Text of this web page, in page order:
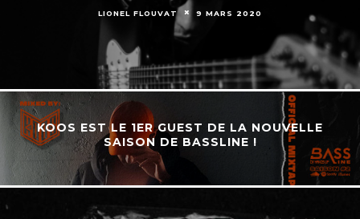
LIONEL FLOUVAT 9 MARS 2020
KOOS EST LE 1ER GUEST DE LA NOUVELLE
SAISON DE BASSLINE !